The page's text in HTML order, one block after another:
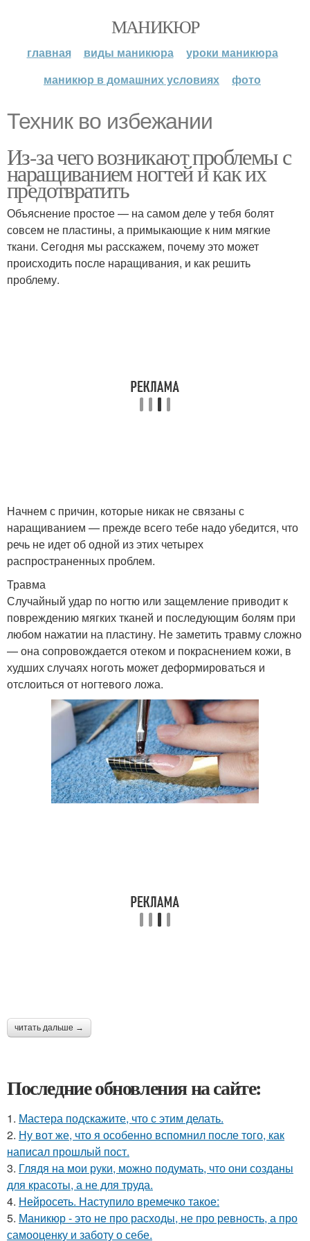
МАНИКЮР
главная виды маникюра
уроки маникюра
маникюр в домашних условиях
фото
Техник во избежании
Из-за чего возникают проблемы с
наращиванием ногтей и как их
предотвратить
Объяснение простое — на самом деле у тебя болят
совсем не пластины, а примыкающие к ним мягкие
ткани. Сегодня мы расскажем, почему это может
происходить после наращивания, и как решить
проблему.
Начнем с причин, которые никак не связаны с
наращиванием — прежде всего тебе надо убедится, что
речь не идет об одной из этих четырех
распространенных проблем.
Травма
Случайный удар по ногтю или защемление приводит к
повреждению мягких тканей и последующим болям при
любом нажатии на пластину. Не заметить травму сложно
— она сопровождается отеком и покраснением кожи, в
худших случаях ноготь может деформироваться и
отслоиться от ногтевого ложа.
читать дальше →
Последние обновления на сайте:
1. Мастера подскажите, что с этим делать.
2. Ну вот же, что я особенно вспомнил после того, как
написал прошлый пост.
3. Глядя на мои руки, можно подумать, что они созданы
для красоты, а не для труда.
4. Нейросеть. Наступило времечко такое:
5. Маникюр - это не про расходы, не про ревность, а про
самооценку и заботу о себе.